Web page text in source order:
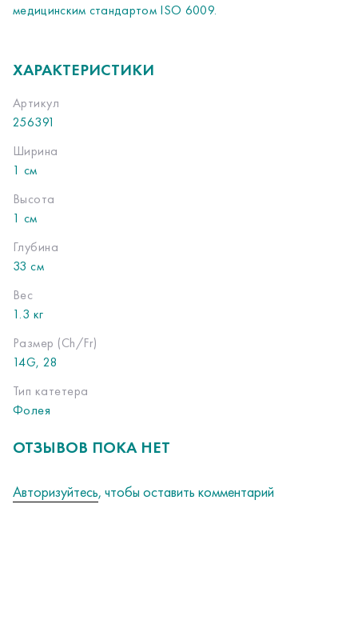
медицинским стандартом ISO 6009.
ХАРАКТЕРИСТИКИ
Артикул
256391
Ширина
1 см
Высота
1 см
Глубина
33 см
Вес
1.3 кг
Размер (Ch/Fr)
14G, 28
Тип катетера
Фолея
ОТЗЫВОВ ПОКА НЕТ
Авторизуйтесь, чтобы оставить комментарий